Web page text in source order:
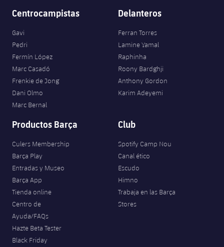
Centrocampistas
Gavi
Pedri
Fermín López
Marc Casadó
Frenkie de Jong
Dani Olmo
Marc Bernal
Delanteros
Ferran Torres
Lamine Yamal
Raphinha
Roony Bardghji
Anthony Gordon
Karim Adeyemi
Productos Barça
Culers Membership
Barça Play
Entradas y Museo
Barça App
Tienda online
Centro de
Ayuda/FAQs
Hazte Beta Tester
Black Friday
Club
Spotify Camp Nou
Canal ético
Escudo
Himno
Trabaja en las Barça
Stores